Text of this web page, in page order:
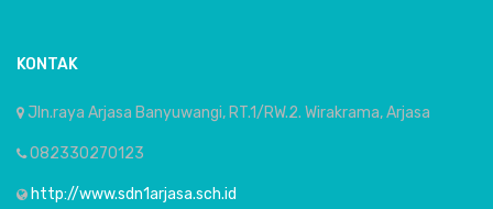
KONTAK
Jln.raya Arjasa Banyuwangi, RT.1/RW.2. Wirakrama, Arjasa
082330270123
http://www.sdn1arjasa.sch.id